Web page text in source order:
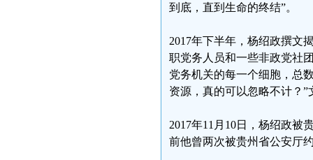
到底，直到生命的终结”。
2017年下半年，杨绍政撰文
职党务人员和一些非政党社
党务机关的每一个细胞，总
资源，真的可以忽略不计？
2017年11月10日，杨绍政被
前他曾两次被贵州省公安厅